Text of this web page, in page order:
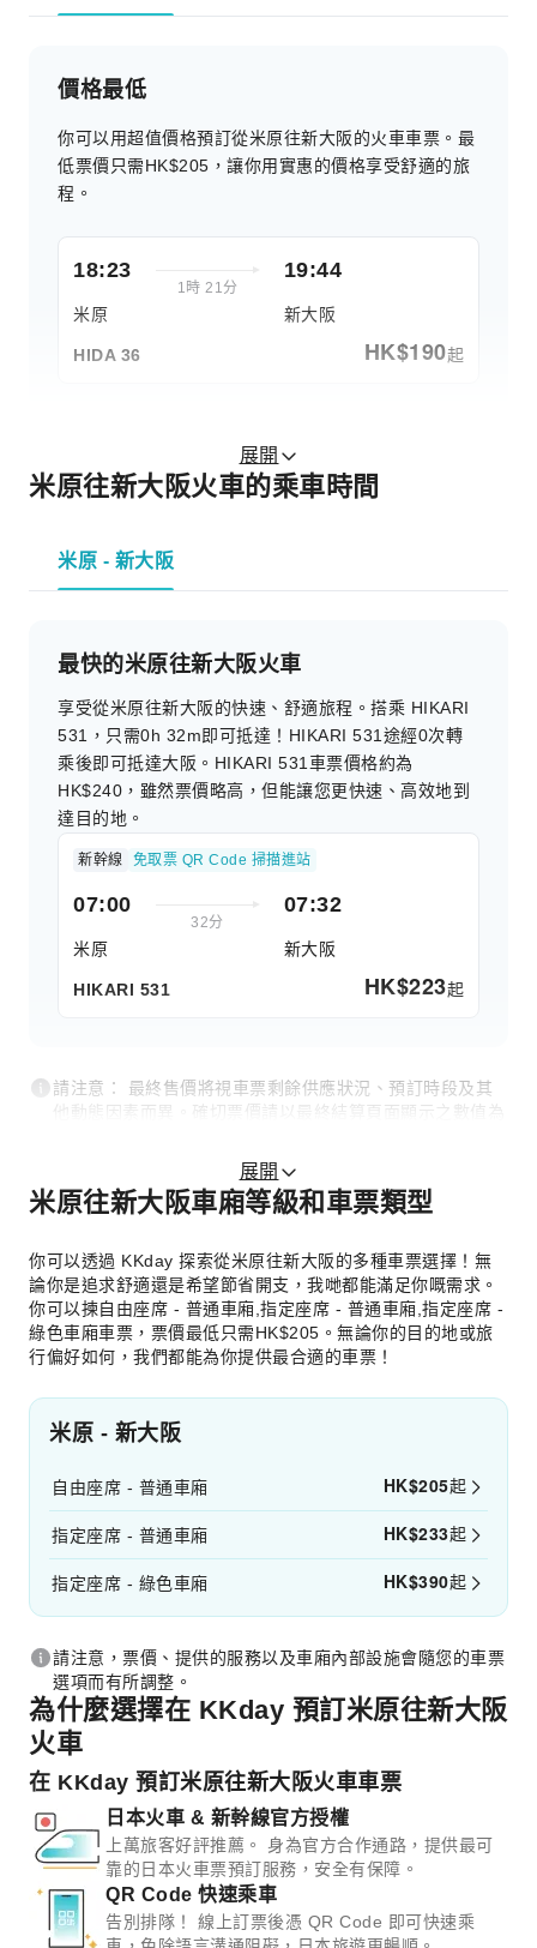
價格最低
你可以用超值價格預訂從米原往新大阪的火車車票。最
低票價只需HK$205，讓你用實惠的價格享受舒適的旅
程。
18:23
1時 21分
米原
19:44
新大阪
HIDA 36 HK$190起
展開
米原往新大阪火車的乘車時間
米原 - 新大阪
最快的米原往新大阪火車
享受從米原往新大阪的快速、舒適旅程。搭乘 HIKARI
531，只需0h 32m即可抵達！HIKARI 531途經0次轉
乘後即可抵達大阪。HIKARI 531車票價格約為
HK$240，雖然票價略高，但能讓您更快速、高效地到
達目的地。
新幹線 免取票 QR Code 掃描進站
07:00
32分
米原
07:32
新大阪
HIKARI 531 HK$223起
請注意： 最終售價將視車票剩餘供應狀況、預訂時段及其
他動態因素而異。確切票價請以最終結算頁面顯示之數值為
展開
米原往新大阪車廂等級和車票類型
你可以透過 KKday 探索從米原往新大阪的多種車票選擇！無
論你是追求舒適還是希望節省開支，我哋都能滿足你嘅需求。
你可以揀自由座席 - 普通車廂,指定座席 - 普通車廂,指定座席 -
綠色車廂車票，票價最低只需HK$205。無論你的目的地或旅
行偏好如何，我們都能為你提供最合適的車票！
米原 - 新大阪
自由座席 - 普通車廂 HK$205起
指定座席 - 普通車廂 HK$233起
指定座席 - 綠色車廂 HK$390起
請注意，票價、提供的服務以及車廂內部設施會隨您的車票
選項而有所調整。
為什麼選擇在 KKday 預訂米原往新大阪
火車
在 KKday 預訂米原往新大阪火車車票
日本火車 & 新幹線官方授權
上萬旅客好評推薦。 身為官方合作通路，提供最可
靠的日本火車票預訂服務，安全有保障。
QR Code 快速乘車
告別排隊！ 線上訂票後憑 QR Code 即可快速乘